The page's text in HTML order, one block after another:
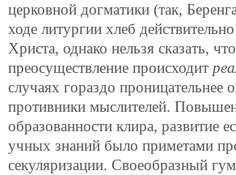
церковной догматики (так,
ходе литургии хлеб
Христа, однако нельзя сказать, что
преосуществление происходит
случаях гораздо проницательнее
противники мыслителей.
образованности клира, развитие
учных знаний было приметами
секуляризации. Своеобразный